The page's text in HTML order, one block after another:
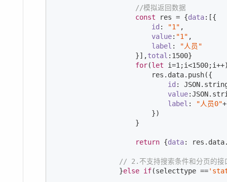
//模拟返回数据
const res = {data:[{
id : "1" ,
value: "1" ,
label :
"人员"
                    }],
total : 1500}
for(let i=1 ;i<1500
                        res.data.push({
id : JSON
value:JSON
label : "人员0"
                        })
                    }
return {data:
// 2.不支持搜索条件和分页的接
                }
else if(selecttype ==